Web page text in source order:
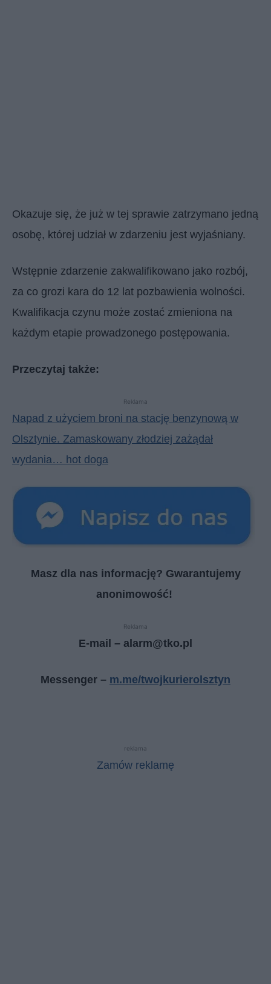
Okazuje się, że już w tej sprawie zatrzymano jedną
osobę, której udział w zdarzeniu jest wyjaśniany.
Wstępnie zdarzenie zakwalifikowano jako rozbój,
za co grozi kara do 12 lat pozbawienia wolności.
Kwalifikacja czynu może zostać zmieniona na
każdym etapie prowadzonego postępowania.
Przeczytaj także:
Reklama
Napad z użyciem broni na stację benzynową w
Olsztynie. Zamaskowany złodziej zażądał
wydania… hot doga
Masz dla nas informację? Gwarantujemy
anonimowość!
Reklama
E-mail – alarm@tko.pl
Messenger – m.me/twojkurierolsztyn
reklama
Zamów reklamę